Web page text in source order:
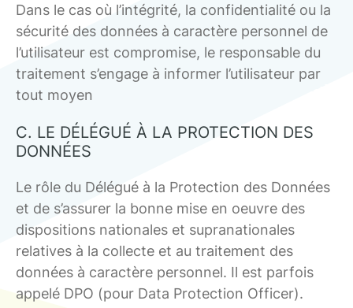
Dans le cas où l’intégrité, la confidentialité ou la
sécurité des données à caractère personnel de
l’utilisateur est compromise, le responsable du
traitement s’engage à informer l’utilisateur par
tout moyen
C. LE DÉLÉGUÉ À LA PROTECTION DES
DONNÉES
Le rôle du Délégué à la Protection des Données
et de s’assurer la bonne mise en oeuvre des
dispositions nationales et supranationales
relatives à la collecte et au traitement des
données à caractère personnel. Il est parfois
appelé DPO (pour Data Protection Officer).